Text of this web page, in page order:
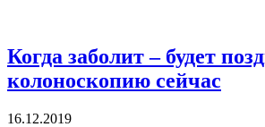
Когда заболит – будет
колоноскопию сейчас
16.12.2019